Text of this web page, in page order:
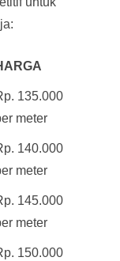
135.000
meter
140.000
meter
145.000
meter
150.000